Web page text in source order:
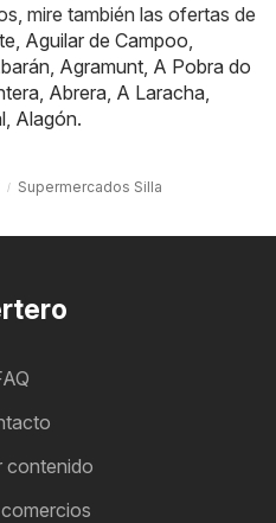
mire también las ofertas de
Aguilar de Campoo
Agramunt A Pobra do
Abrera A Laracha
Alagón.
Supermercados Silla
contenido